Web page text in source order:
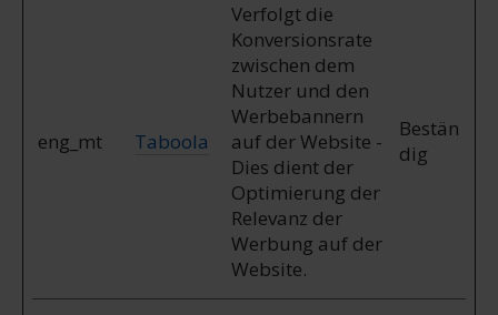
eng_mt Taboola
Verfolgt die
Konversionsrate
zwischen dem
Nutzer und den
Werbebannern
auf der Website -
Dies dient der
Optimierung der
Relevanz der
Werbung auf der
Website.
Bestän
dig